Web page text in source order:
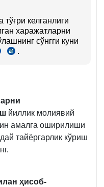
келганлиги
харажатларни
сўнгги куни
СК СК
.
йиллик молиявий
амалга оширилиши
тайёргарлик кўриш
ҳисоб-